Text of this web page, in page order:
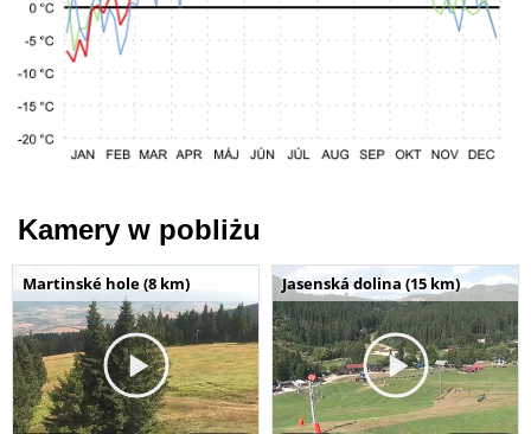
Kamery w pobliżu
Martinské hole (8 km) Jasenská dolina (15 km)